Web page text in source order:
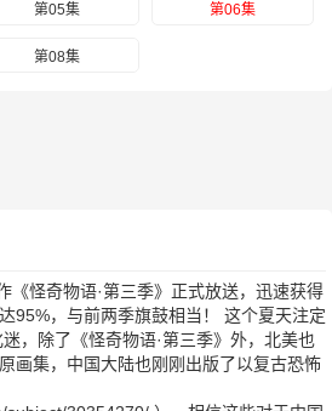
第05集 第06集
第08集
《怪奇物语·第三季》正式放送，迅速获得
95%，与前两季旗鼓相当！ 这个夏天注定
，除了《怪奇物语·第三季》外，北美也
画集，中国大陆也刚刚出版了以复古恐怖